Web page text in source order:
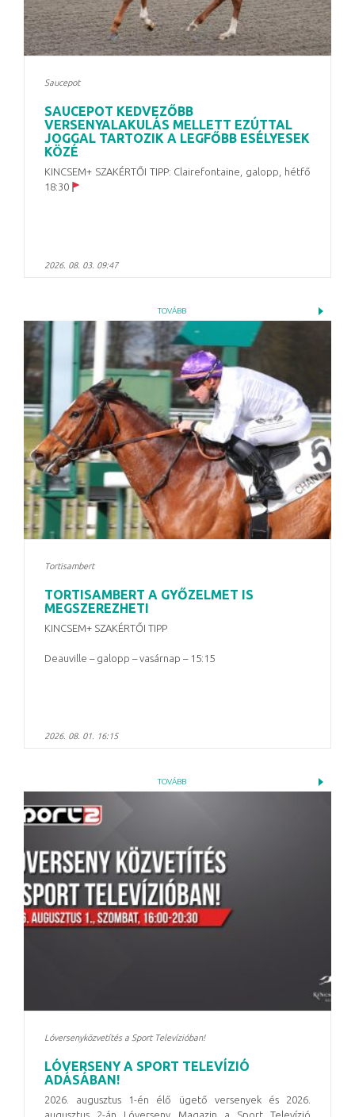
Saucepot
SAUCEPOT KEDVEZŐBB
VERSENYALAKULÁS MELLETT EZÚTTAL
JOGGAL TARTOZIK A LEGFŐBB ESÉLYESEK
KÖZÉ
KINCSEM+ SZAKÉRTŐI TIPP: Clairefontaine, galopp, hétfő
18:30
2026. 08. 03. 09:47
TOVÁBB
Tortisambert
TORTISAMBERT A GYŐZELMET IS
MEGSZEREZHETI
KINCSEM+ SZAKÉRTŐI TIPP
Deauville – galopp – vasárnap – 15:15
2026. 08. 01. 16:15
TOVÁBB
Lóversenyközvetítés a Sport Televízióban!
LÓVERSENY A SPORT TELEVÍZIÓ
ADÁSÁBAN!
2026. augusztus 1-én élő ügető versenyek és 2026.
augusztus 2-án Lóverseny Magazin a Sport Televízió